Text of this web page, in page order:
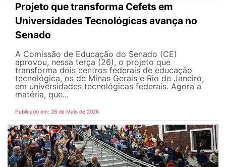
Projeto que transforma Cefets em
Universidades Tecnológicas avança no
Senado
A Comissão de Educação do Senado (CE)
aprovou, nessa terça (26), o projeto que
transforma dois centros federais de educação
tecnológica, os de Minas Gerais e Rio de Janeiro,
em universidades tecnológicas federais. Agora a
matéria, que...
Publicado em: 28 de Maio de 2026